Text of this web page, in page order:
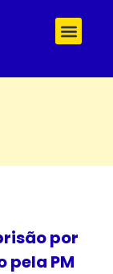
por
pela PM